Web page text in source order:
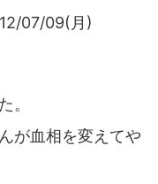
07/09(月)
。
が血相を変えてや